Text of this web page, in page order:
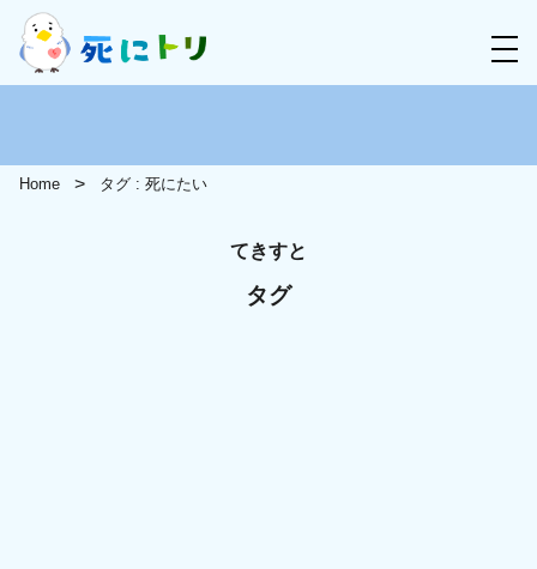
Home タグ : 死にたい
てきすと
タグ